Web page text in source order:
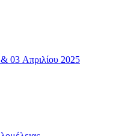
03 Απριλίου 2025